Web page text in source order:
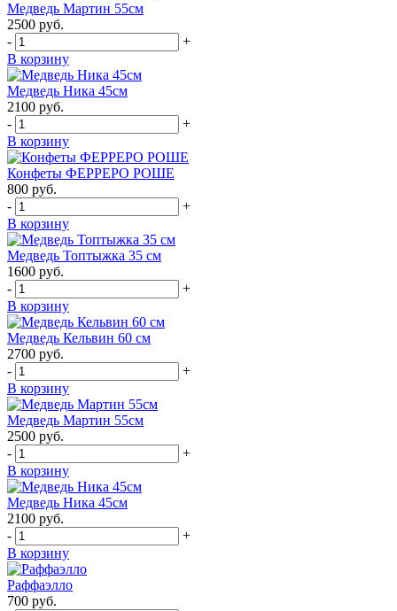
Медведь Мартин 55см
2500 руб.
-
+
В корзину
Медведь Ника 45см
2100 руб.
-
+
В корзину
Конфеты ФЕРРЕРО РОШЕ
800 руб.
-
+
В корзину
Медведь Топтыжка 35 см
1600 руб.
-
+
В корзину
Медведь Кельвин 60 см
2700 руб.
-
+
В корзину
Медведь Мартин 55см
2500 руб.
-
+
В корзину
Медведь Ника 45см
2100 руб.
-
+
В корзину
Раффаэлло
700 руб.